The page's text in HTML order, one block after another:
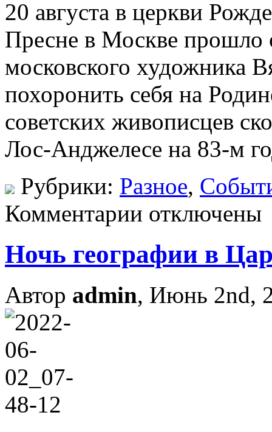
20 августа в церкви
Пресне в Москве прошло
московского художника
похоронить себя на
советских живописцев
Лос-Анджелесе на 83-м
Рубрики: Разное,
Комментарии отключены
Ночь географии в
Автор admin, Июнь 2nd,